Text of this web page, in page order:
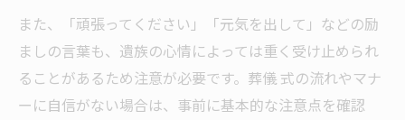
また、「頑張ってください」「元気を出して」などの励
ましの言葉も、遺族の心情によっては重く受け止められ
ることがあるため注意が必要です。葬儀 式の流れやマナ
ーに自信がない場合は、事前に基本的な注意点を確認